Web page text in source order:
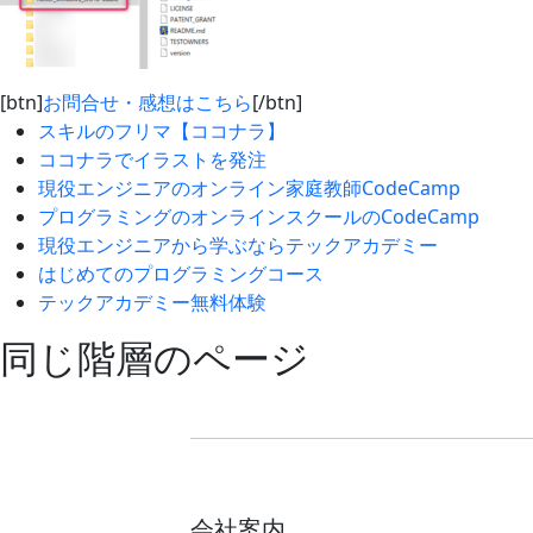
[btn]お問合せ・感想はこちら[/btn]
スキルのフリマ【ココナラ】
ココナラでイラストを発注
現役エンジニアのオンライン家庭教師CodeCamp
プログラミングのオンラインスクールのCodeCamp
現役エンジニアから学ぶならテックアカデミー
はじめてのプログラミングコース
テックアカデミー無料体験
同じ階層のページ